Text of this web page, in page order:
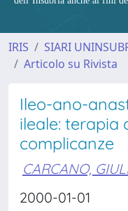
IRIS SIARI
Articolo su Rivista
Ileo-ano-
ileale: terapia
complicanze
CARCANO,
2000-01-01